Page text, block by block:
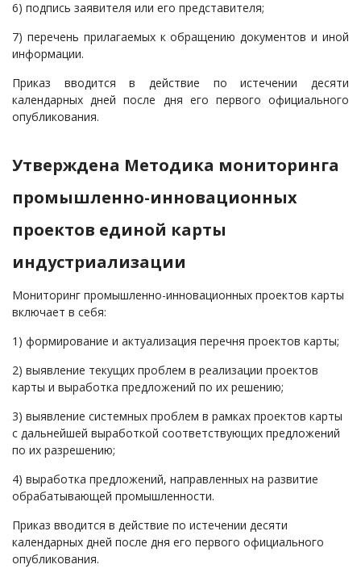
6) подпись заявителя или его представителя;
7) перечень прилагаемых к обращению документов и иной
информации.
Приказ вводится в действие по истечении десяти
календарных дней после дня его первого официального
опубликования.
Утверждена Методика мониторинга
промышленно-инновационных
проектов единой карты
индустриализации
Мониторинг промышленно-инновационных проектов карты
включает в себя:
1) формирование и актуализация перечня проектов карты;
2) выявление текущих проблем в реализации проектов
карты и выработка предложений по их решению;
3) выявление системных проблем в рамках проектов карты
с дальнейшей выработкой соответствующих предложений
по их разрешению;
4) выработка предложений, направленных на развитие
обрабатывающей промышленности.
Приказ вводится в действие по истечении десяти
календарных дней после дня его первого официального
опубликования.